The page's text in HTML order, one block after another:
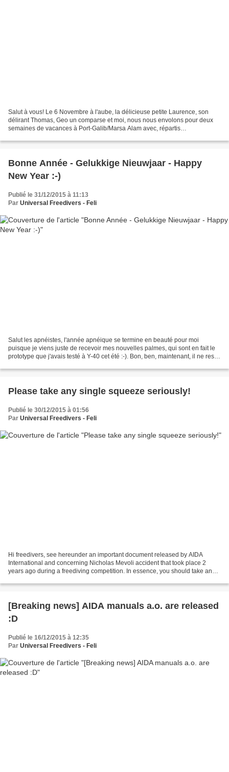
Salut à vous! Le 6 Novembre à l'aube, la délicieuse petite Laurence, son
délirant Thomas, Geo un comparse et moi, nous nous envolons pour deux
semaines de vacances à Port-Galib/Marsa Alam avec, répartis
Bonne Année - Gelukkige Nieuwjaar - Happy
New Year :-)
Publié le 31/12/2015 à 11:13
Par Universal Freedivers - Feli
Salut les apnéistes, l'année apnéique se termine en beauté pour moi
puisque je viens juste de recevoir mes nouvelles palmes, qui sont en fait le
prototype que j'avais testé à Y-40 cet été :-). Bon, ben, maintenant, il ne reste
Please take any single squeeze seriously!
Publié le 30/12/2015 à 01:56
Par Universal Freedivers - Feli
Hi freedivers, see hereunder an important document released by AIDA
International and concerning Nicholas Mevoli accident that took place 2
years ago during a freediving competition. In essence, you should take any
[Breaking news] AIDA manuals a.o. are released
:D
Publié le 16/12/2015 à 12:35
Par Universal Freedivers - Feli